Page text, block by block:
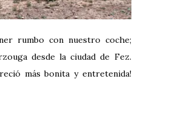
rumbo con nuestro coche;
desde la ciudad de Fez.
más bonita y entretenida!